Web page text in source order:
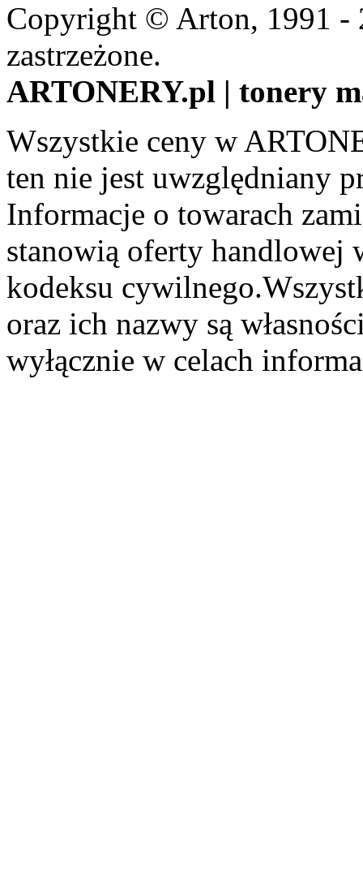
Copyright © Arton, 1991 -
zastrzeżone.
ARTONERY.pl | tonery
Wszystkie ceny w
ten nie jest uwzględniany
Informacje o towarach
stanowią oferty
kodeksu
oraz ich nazwy są
wyłącznie w celach